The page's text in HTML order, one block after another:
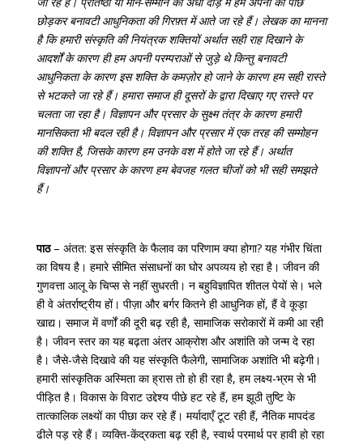
छोड़कर बनावटी आधुनिकता की गिरफ़्त में आते जा रहे हैं। लेखक का मानना
है कि हमारी संस्कृति की नियंत्रक शक्तियों अर्थात सही राह दिखाने के
आदर्शों के कारण ही हम अपनी परम्पराओं से जुड़े थे किन्तु बनावटी
आधुनिकता के कारण इस शक्ति के कमज़ोर हो जाने के कारण हम सही रास्ते
से भटकते जा रहे हैं। हमारा समाज ही दूसरों के द्वारा दिखाए गए रास्ते पर
चलता जा रहा है। विज्ञापन और प्रसार के सुक्ष्म तंत्र के कारण हमारी
मानसिकता भी बदल रही है। विज्ञापन और प्रसार में एक तरह की सम्मोहन
की शक्ति है, जिसके कारण हम उनके वश में होते जा रहे हैं। अर्थात
विज्ञापनों और प्रसार के कारण हम बेवजह गलत चीजों को भी सही समझते
हैं।
पाठ– अंतत: इस संस्कृति के फैलाव का परिणाम क्या होगा? यह गंभीर चिंता
का विषय है। हमारे सीमित संसाधनों का घोर अपव्यय हो रहा है। जीवन की
गुणवत्ता आलू के चिप्स से नहीं सुधरती। न बहुविज्ञापित शीतल पेयों से। भले
ही वे अंतर्राष्ट्रीय हों। पीज़ा और बर्गर कितने ही आधुनिक हों, हैं वे कूड़ा
खाद्य। समाज में वर्णों की दूरी बढ़ रही है, सामाजिक सरोकारों में कमी आ रही
है। जीवन स्तर का यह बढ़ता अंतर आक्रोश और अशांति को जन्म दे रहा
है। जैसे-जैसे दिखावे की यह संस्कृति फैलेगी, सामाजिक अशांति भी बढ़ेगी।
हमारी सांस्कृतिक अस्मिता का ह्रास तो हो ही रहा है, हम लक्ष्य-भ्रम से भी
पीड़ित है। विकास के विराट उद्देश्य पीछे हट रहे हैं, हम झूठी तुष्टि के
तात्कालिक लक्ष्यों का पीछा कर रहे हैं। मर्यादाएँ टूट रही हैं, नैतिक मापदंड
ढीले पड़ रहे हैं। व्यक्ति-केंद्रकता बढ़ रही है, स्वार्थ परमार्थ पर हावी हो रहा